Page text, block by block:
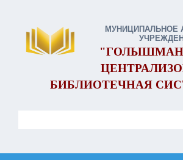
МУНИЦИПАЛЬНОЕ
БИБЛИОТЕЧНАЯ